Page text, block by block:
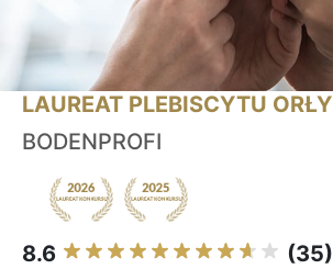
LAUREAT PLEBISCYTU ORŁY
BODENPROFI
8.6 (35)